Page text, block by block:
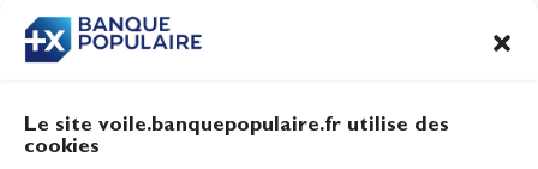
Le site voile.banquepopulaire.fr utilise des
cookies
CONTENU